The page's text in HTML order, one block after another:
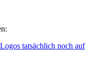
tatsächlich noch auf